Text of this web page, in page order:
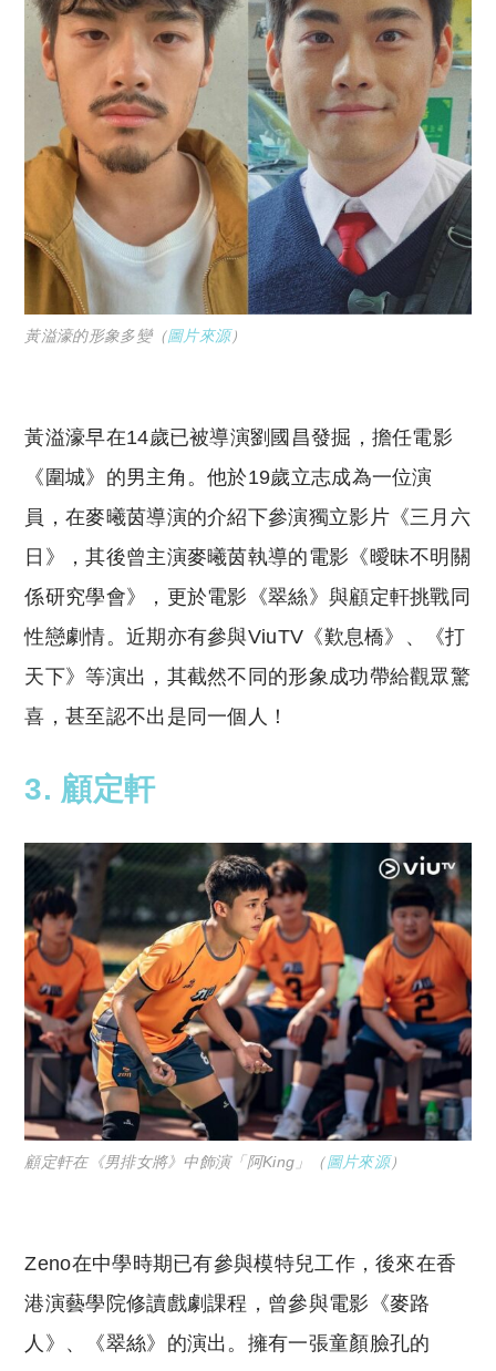
黃溢濠的形象多變（圖片來源）
黃溢濠早在14歲已被導演劉國昌發掘，擔任電影
《圍城》的男主角。他於19歲立志成為一位演
員，在麥曦茵導演的介紹下參演獨立影片《三月六
日》，其後曾主演麥曦茵執導的電影《曖昧不明關
係研究學會》，更於電影《翠絲》與顧定軒挑戰同
性戀劇情。近期亦有參與ViuTV《歎息橋》、《打
天下》等演出，其截然不同的形象成功帶給觀眾驚
喜，甚至認不出是同一個人！
3. 顧定軒
顧定軒在《男排女將》中飾演「阿King」（圖片來源）
Zeno在中學時期已有參與模特兒工作，後來在香
港演藝學院修讀戲劇課程，曾參與電影《麥路
人》、《翠絲》的演出。擁有一張童顏臉孔的